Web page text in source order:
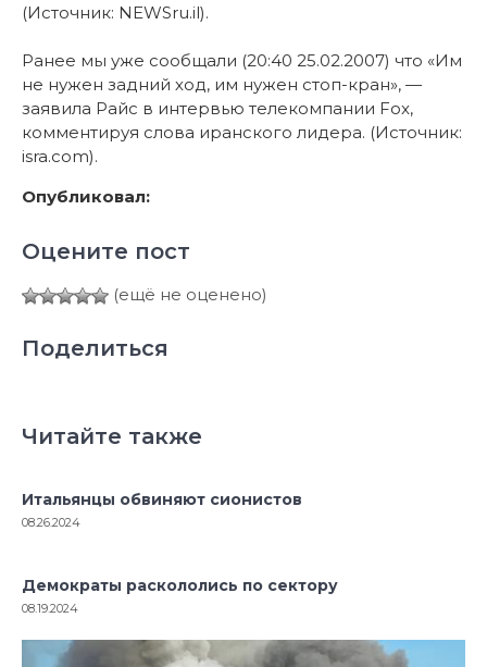
(Источник: NEWSru.il).
Ранее мы уже сообщали (20:40 25.02.2007) что «Им
не нужен задний ход, им нужен стоп-кран», —
заявила Райс в интервью телекомпании Fox,
комментируя слова иранского лидера. (Источник:
isra.com).
Опубликовал:
Оцените пост
(ещё не оценено)
Поделиться
Читайте также
Итальянцы обвиняют сионистов
08.26.2024
Демократы раскололись по сектору
08.19.2024